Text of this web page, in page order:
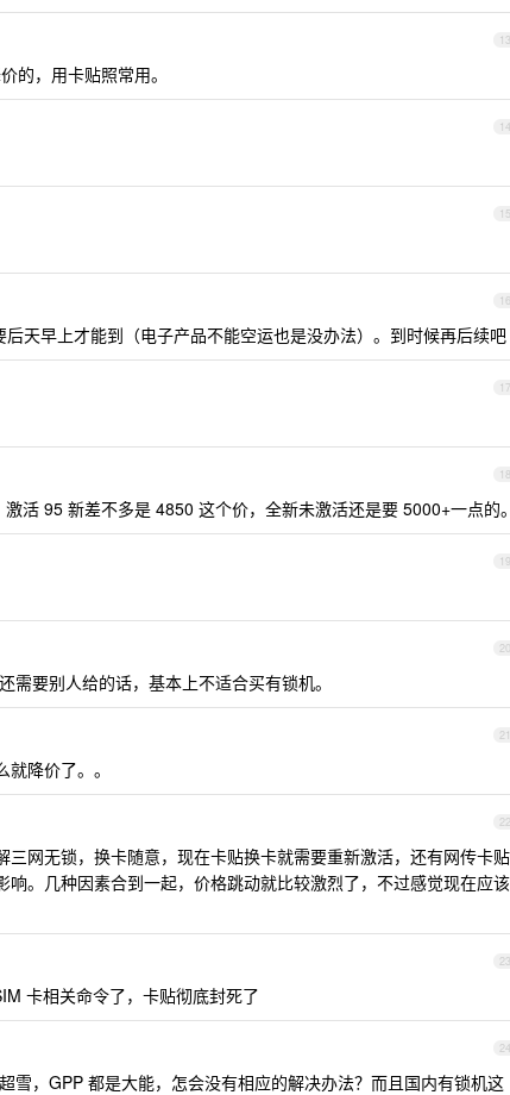
13
的，用卡贴照常用。
14
15
16
天早上才能到（电子产品不能空运也是没办法）。到时候再后续吧
17
18
活 95 新差不多是 4850 这个价，全新未激活还是要 5000+一点的。
19
20
需要别人给的话，基本上不适合买有锁机。
21
降价了。。
22
三网无锁，换卡随意，现在卡贴换卡就需要重新激活，还有网传卡贴
。几种因素合到一起，价格跳动就比较激烈了，不过感觉现在应该
23
卡相关命令了，卡贴彻底封死了
24
雪，GPP 都是大能，怎会没有相应的解决办法？而且国内有锁机这